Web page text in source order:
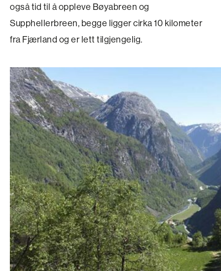
også tid til å oppleve Bøyabreen og
Supphellerbreen, begge ligger cirka 10 kilometer
fra Fjærland og er lett tilgjengelig.